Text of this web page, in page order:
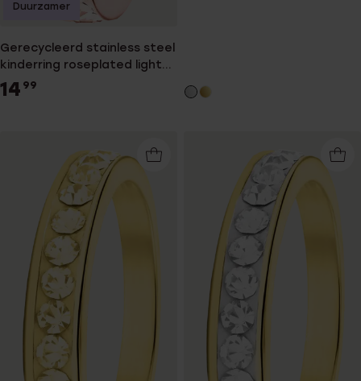
Gerecycleerd stainless steel
kinderring roseplated light
peach kristal
14 99
Duurzamer